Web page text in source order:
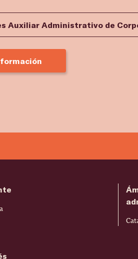
Auxiliar Administrativo de